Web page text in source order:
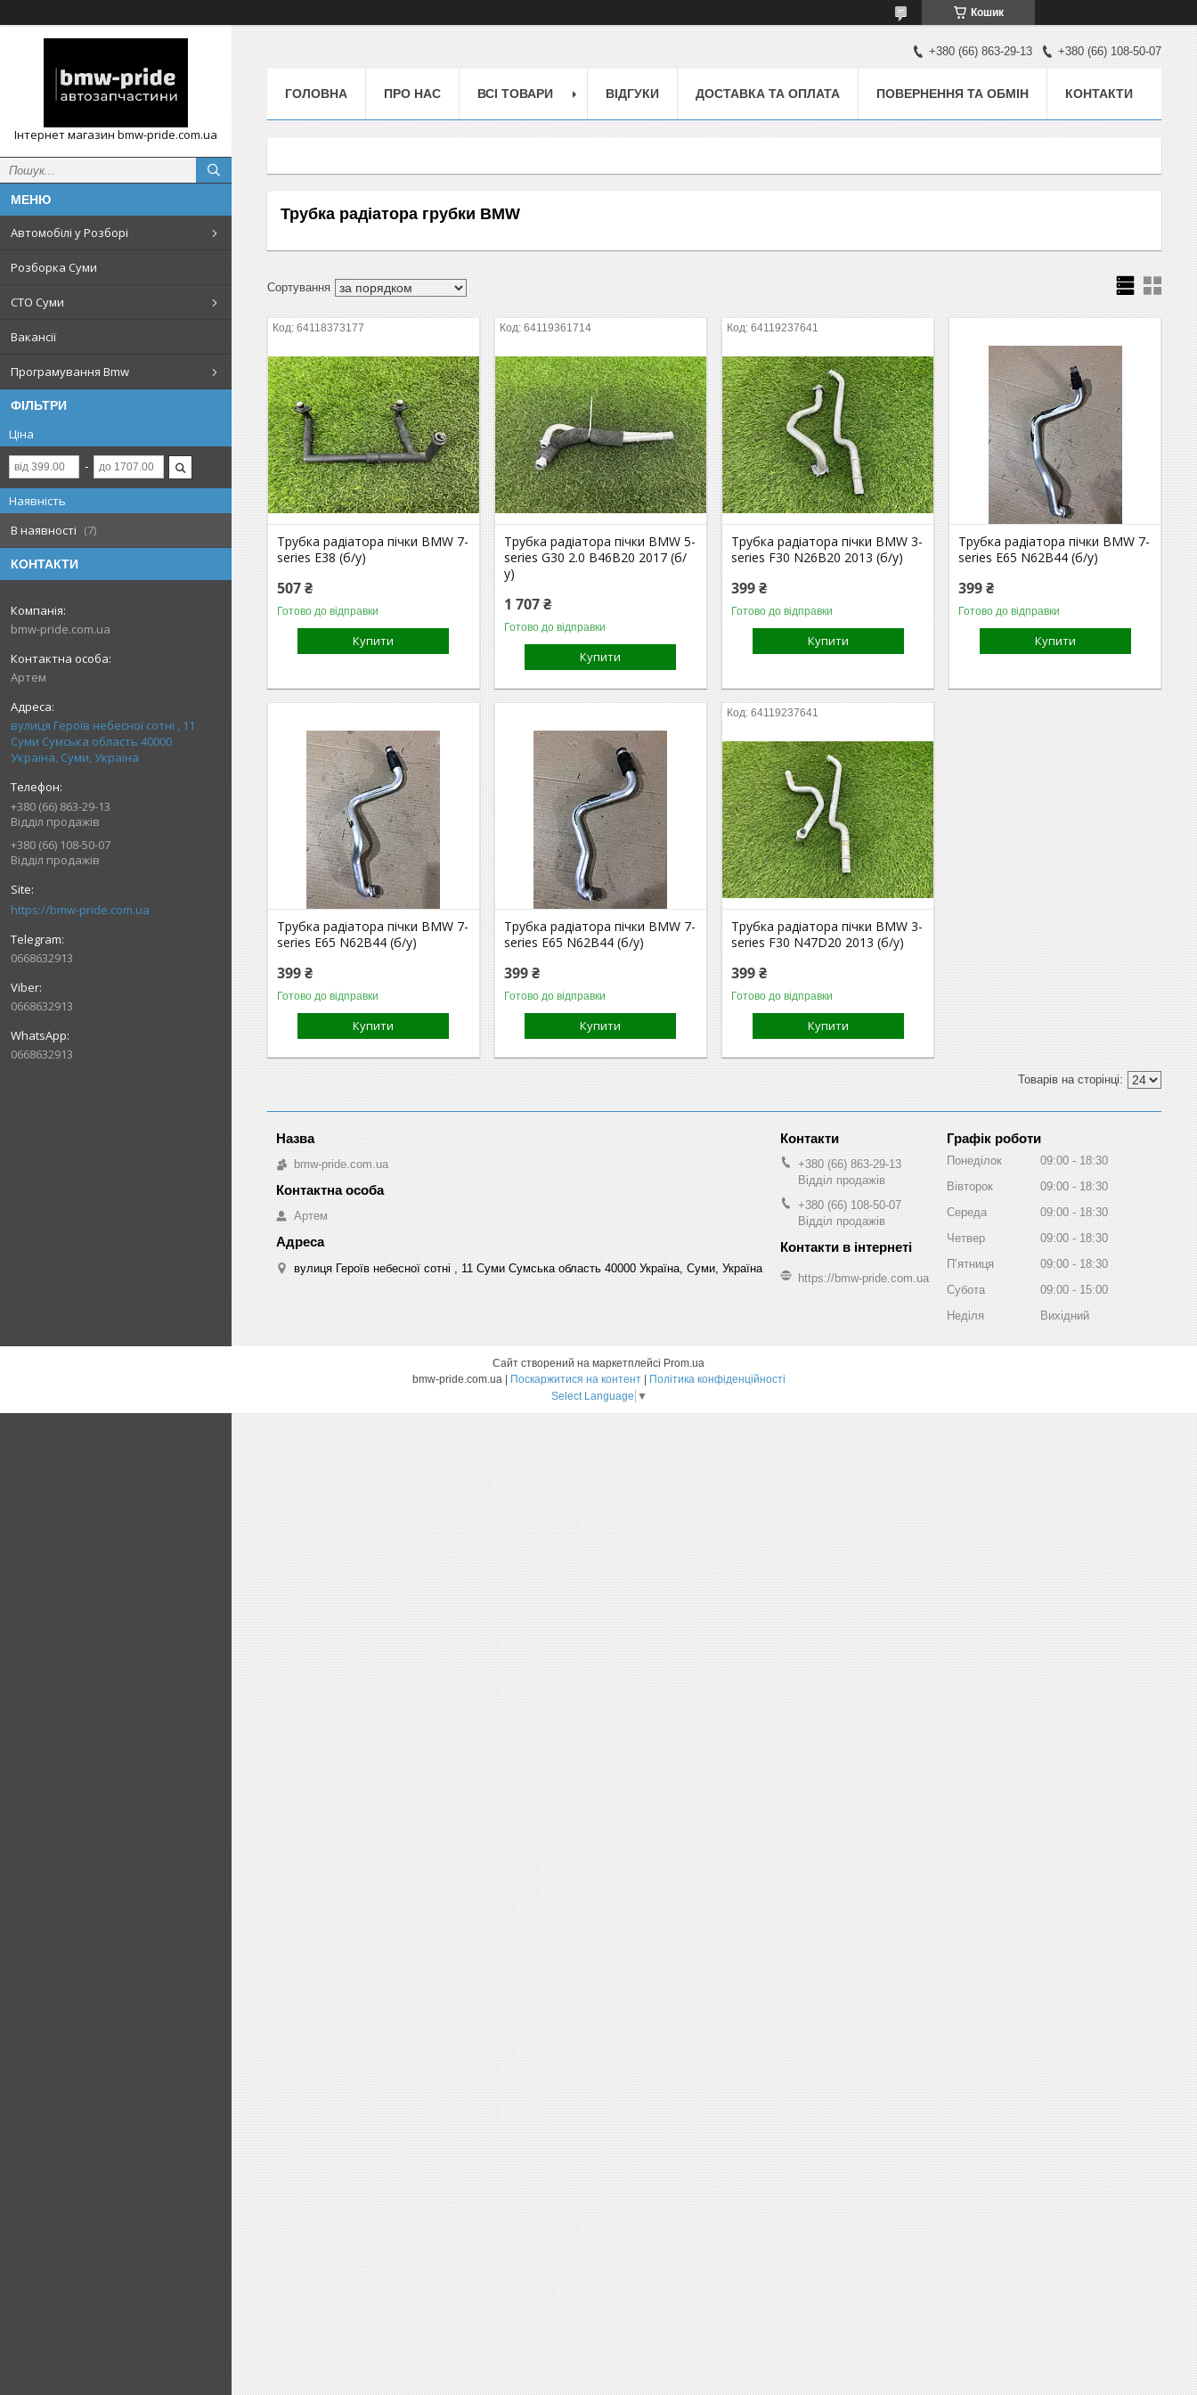
Кошик
Інтернет магазин bmw-pride.com.ua
Автомобілі у Розборі
Розборка Суми
СТО Суми
Вакансії
Програмування Bmw
ФІЛЬТРИ
Ціна
Наявність
В наявності
7
КОНТАКТИ
bmw-pride.com.ua
Артем
вулиця Героїв небесної сотні , 11
Суми Сумська область 40000
Україна, Суми, Україна
+380 (66) 863-29-13
Відділ продажів
+380 (66) 108-50-07
Відділ продажів
https://bmw-pride.com.ua
0668632913
0668632913
0668632913
+380 (66) 863-29-13 +380 (66) 108-50-07
ГОЛОВНА ПРО НАС ВСІ ТОВАРИ ВІДГУКИ ДОСТАВКА ТА ОПЛАТА ПОВЕРНЕННЯ ТА ОБМІН КОНТАКТИ
Трубка радіатора грубки BMW
64118373177
Трубка радіатора пічки BMW 7-
series E38 (б/у)
507 ₴
Готово до відправки
Купити
64119361714
Трубка радіатора пічки BMW 5-
series G30 2.0 B46B20 2017 (б/
у)
1 707 ₴
Готово до відправки
Купити
64119237641
Трубка радіатора пічки BMW 3-
series F30 N26B20 2013 (б/у)
399 ₴
Готово до відправки
Купити
Трубка радіатора пічки BMW 7-
series E65 N62B44 (б/у)
399 ₴
Готово до відправки
Купити
Трубка радіатора пічки BMW 7-
series E65 N62B44 (б/у)
399 ₴
Готово до відправки
Купити
Трубка радіатора пічки BMW 7-
series E65 N62B44 (б/у)
399 ₴
Готово до відправки
Купити
64119237641
Трубка радіатора пічки BMW 3-
series F30 N47D20 2013 (б/у)
399 ₴
Готово до відправки
Купити
bmw-pride.com.ua
Артем
вулиця Героїв небесної сотні , 11 Суми Сумська область 40000 Україна, Суми, Україна
+380 (66) 863-29-13
Відділ продажів
+380 (66) 108-50-07
Відділ продажів
https://bmw-pride.com.ua
Графік роботи
Понеділок 09:00
18:30
Вівторок
09:00
18:30
Середа
09:00
18:30
Четвер
09:00
18:30
Пʼятниця
09:00
18:30
Субота
09:00
15:00
Неділя
Вихідний
Сайт створений на маркетплейсі Prom.ua
Поскаржитися на контент
Політика конфіденційності
Select Language ▼